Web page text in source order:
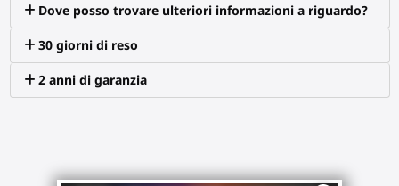
Dove posso trovare ulteriori informazioni a riguardo?
30 giorni di reso
2 anni di garanzia